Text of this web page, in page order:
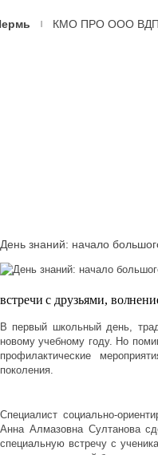
КМО ПРО ООО
День знаний: начало
встречи с друзьями,
В первый школьный день,
новому учебному году. Но
профилактические
поколения.
Специалист социально-
Анна Алмазовна Султанова
специальную встречу с